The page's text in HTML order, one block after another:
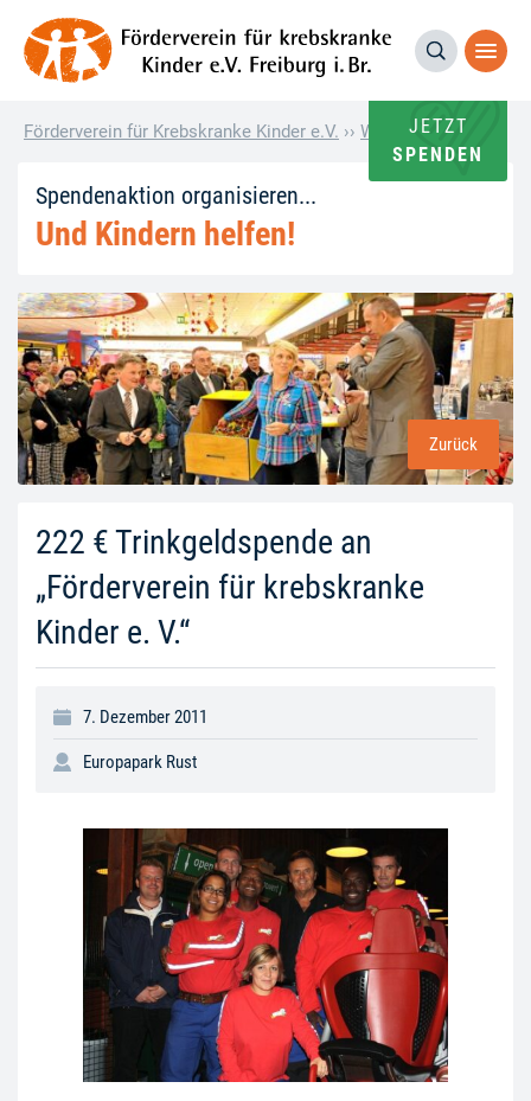
JETZT
SPENDEN
Förderverein für Krebskranke Kinder e.V. ›› Wie andere helfen
Spendenaktion organisieren...
Und Kindern helfen!
222 € Trinkgeldspende an
„Förderverein für krebskranke
Kinder e. V.“
Zurück
7. Dezember 2011
Europapark Rust